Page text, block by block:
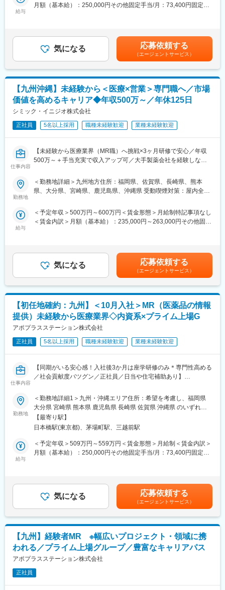
社の社員を取引先企業に派遣し、派遣先の営業として活躍いただ
■研修体制
プロジェクトごとに異なりますが、同社または配属先のメーカー
にて研修が十分にございます。
プロジェクト配属後もマネージャーが丁寧に支援します。日々の
仕事の悩みやキャリア相談だけでなく、業務に不安がある際など
もしっかりとケアします。業界でも特に支援が手厚いと評判で
す。
ビュー等が閲覧可能です◇
Gm8rqdqY
という方にはおススメです！
MR（医薬情報担当者）として、ドクターや医薬品卸へ訪問、医薬
品に関する情報提供を行います。
＜MRとは＞
医薬品販売に際し、医師への医薬品の効果、効能、副作用を情報
提供がミッションです。
医薬品は「どの成分に、どのような効果があって、誰に使うと良
いのか」などの情報が付加されて、初めて効果的に使うことがで
きます。医師への適切な医薬品情報の提供を通じて、患者さんの
治療、地域医療課題に貢献することができます。
・入社から3か月間：座学研修（導入教育）のみ
└医薬品や医療業界、営業方法についての知識を身につけます。
わせて行う、MR認定試験に100％を担保する対策講座がありま
す。
★入社同期がいるため、一緒に頑張れる環境です！専門性の高い
営業職が目指せます。
＜安定性＞
・誰にとっても必要不可欠な医療業界は、景気の影響に左右され
にくく、安定した売上を誇っています。
・当社は、東証プライム上場以来、10期連続で増収中のクオール
グループに属しており、主力事業を担っています。
＜社会貢献度の高さ＞
自身の売上・営業活動が患者さんのQOLの向上や病気から救うこ
とに繋がるため、やりがいをもって営業できます。
＜頑張りは適切に評価＞
■福利厚生（転勤を伴う場合）：
・家賃：一部会社負担
・住居契約初期経費：会社負担（上限設定あり）
・入居時の引越し費用：会社負担（会社指定業者）
給与
月額（基本給）：250,000円その他固定手当/月：73,400円固定残
どを考慮し、規定により決定します。※年収の他に別途日当（月額
3～4万円）・諸手当有昇給：年1回★頑張りに応じて年収UP★赴
任先の評価次第で大幅に年収をUPできます。（年2回業績給改
定）賃金はあくまでも目安の金額であり、選考を通じて上下する
可能性があります。月給(月額)は固定手当を含めた表記です。
気になる 応募依頼する
（エージェントサービス）
【九州沖縄】未経験から＜医療×営業＞専門職へ／市場
価値を高めるキャリア◆年収500万～／年休125日
シミック・イニジオ株式会社
正社員 5名以上採用 職種未経験歓迎 業種未経験歓迎
仕事内容
【未経験から医療業界（MR職）へ挑戦×3ヶ月研修で安心／年収
500万～＋手当充実で収入アップ可／大手製薬会社を経験しなが
＜入社月について＞
入社月が決まっているため同期も多く安心してスタート可能
具体的には、「どんな病気に効くか（効果）／安全性（副作用や
注意点）／品質に問題はないか」をわかりやすく伝えます
また、現場で使われた際の声を聞き取り製薬会社へ届け、より良
い薬づくりにも貢献します
自分が関わった薬が患者様の治療につながり、感謝されるやりが
いのある仕事です
＼＼求人のポイント／／
◎未経験から医療業界へ｜大手製薬会社のプロジェクトで働ける
◎3ヶ月研修＋OJTでゼロから育成｜専門性の高いキャリア形成
員など）が活躍中
▽約3ヶ月の研修（医療知識・業務理解）
▽現場配属（4ヶ月目～）※マネージャーなど周囲のサポートを受
けながら実務習得
▽キャリア形成（MR経験者スペシャリスト・管理職や本社管理職
へのキャリアアップ＆キャリアチェンジの可能性アリ）
■充実した研修制度
■手厚い福利厚生
・転勤時の引越し費用負担
・単身赴任手当／帰省補助
■当社の特徴
研修終了後は各製薬メーカーのプロジェクトに配属される『コン
クラクトMR』。配属期間は平均2～3年程。
新薬案件を中心にプロジェクトが豊富にあり、成長機会が広がり
ます。
勤務地
＜勤務地詳細＞九州地方住所：福岡県、佐賀県、長崎県、熊本
県、大分県、宮崎県、鹿児島県、沖縄県 受動喫煙対策：屋内全面
給与
＜予定年収＞500万円～600万円＜賃金形態＞月給制特記事項なし
＜賃金内訳＞月額（基本給）：235,000円～263,000円その他固定
を全額支給 ■賞与年2回（昨年度実績4.2ヶ月）、報酬改定年1回■
全国勤務が可能な方は、50万円の一時金を支給(3ヶ月の試用期間
後の翌月給与で支給)賃金はあくまでも目安の金額であり、選考を
通じて上下する可能性があります。月給(月額)は固定手当を含めた
表記です。
気になる 応募依頼する
（エージェントサービス）
【初任地確約：九州】＜10月入社＞MR（医薬品の情報
提供）未経験から医療業界◇内資系×プライム上場G
アポプラスステーション株式会社
正社員 5名以上採用 職種未経験歓迎 業種未経験歓迎
仕事内容
【同期がいる安心感！入社後3か月は座学研修のみ＊専門性高める
／社会貢献度バツグン／正社員／日当や住宅補助あり】
★本ポジションは、未経験から医療業界で活躍できます！
・医療を通じて社会に貢献したい
・仕事を通じて学びを深め自己の成長を実感したい
・専門職として知識、技能を身に付けたい
・内資系の安定企業で働きたい
という方にはおススメです！
＜2人に1人は未経験入社、75%は異業種からの転職者です＞
品に関する情報提供を行います。
医薬品は「どの成分に、どのような効果があって、誰に使うと良
いのか」などの情報が付加されて、初めて効果的に使うことがで
きます。医師への適切な医薬品情報の提供を通じて、患者さんの
治療、地域医療課題に貢献することができます。
■安心の研修体制：
・入社から3か月間：座学研修（導入教育）のみ
勤務地
＜勤務地詳細1＞九州・沖縄エリア住所：希望を考慮し、福岡県
大分県 宮崎県 熊本県 鹿児島県 長崎県 佐賀県 沖縄県 のいずれか
に配属致します。受動喫煙対策：屋内全面禁煙＜勤務地詳細2＞本
社住所：東京都中央区日本橋2-14-1 フロントプレイス日本橋勤務
り変更の範囲：会社の定める事業所
【最寄り駅】
日本橋駅(東京都)、茅場町駅、三越前駅
給与
＜予定年収＞509万円～559万円＜賃金形態＞月給制＜賃金内訳＞
月額（基本給）：250,000円その他固定手当/月：73,400円固定残
どを考慮し、規定により決定します。※年収の他に別途日当（月額
3～4万円）・諸手当有昇給：年1回★頑張りに応じて年収UP★赴
任先の評価次第で大幅に年収をUPできます。（年2回業績給改
定）賃金はあくまでも目安の金額であり、選考を通じて上下する
可能性があります。月給(月額)は固定手当を含めた表記です。
気になる 応募依頼する
（エージェントサービス）
【九州】経験者MR ※幅広いプロジェクト・領域に携
われる／プライム上場グループ／豊富なキャリアパス
アポプラスステーション株式会社
正社員